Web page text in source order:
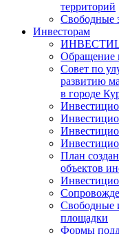
территорий
Свободные
Инвесторам
Обращение
Совет по
развитию
в городе
План
объектов
Свободные
площадки
Формы